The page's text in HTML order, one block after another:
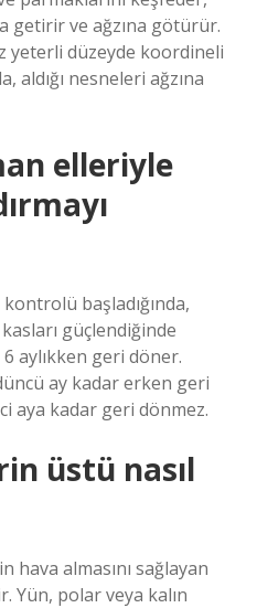
getirir ve ağzına götürür.
yeterli düzeyde koordineli
aldığı nesneleri ağzına
elleriyle
başladığında,
güçlendiğinde
aylıkken geri döner.
ay kadar erken geri
aya kadar geri dönmez.
üstü nasıl
hava almasını sağlayan
Yün, polar veya kalın